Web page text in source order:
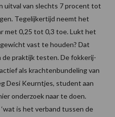
uitval van slechts 7 procent tot
Tegelijkertijd neemt het
met 0,25 tot 0,3 toe. Lukt het
vast te houden? Dat
de praktijk testen. De fokkerij-
als krachtenbundeling van
Desi Keurntjes, student aan
onderzoek naar te doen.
is het verband tussen de